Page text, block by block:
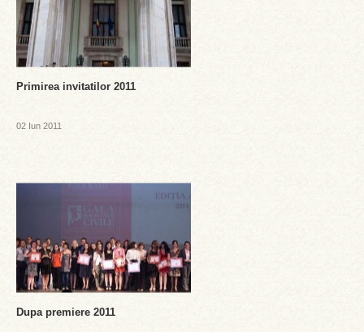
Primirea invitatilor 2011
02 Iun 2011
Dupa premiere 2011